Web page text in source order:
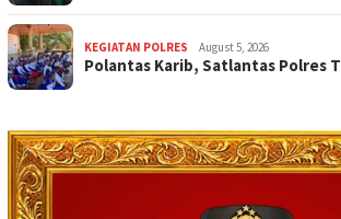
KEGIATAN POLRES August 5, 2026
Polantas Karib, Satlantas Polres